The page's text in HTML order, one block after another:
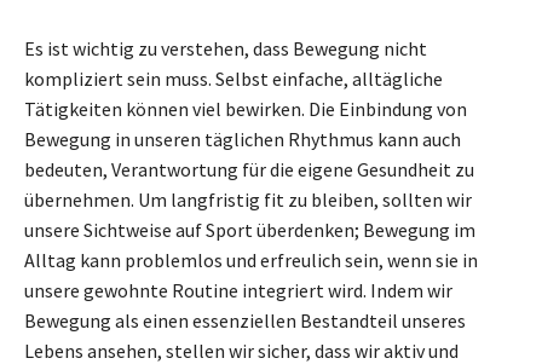
Es ist wichtig zu verstehen, dass Bewegung nicht
kompliziert sein muss. Selbst einfache, alltägliche
Tätigkeiten können viel bewirken. Die Einbindung von
Bewegung in unseren täglichen Rhythmus kann auch
bedeuten, Verantwortung für die eigene Gesundheit zu
übernehmen. Um langfristig fit zu bleiben, sollten wir
unsere Sichtweise auf Sport überdenken; Bewegung im
Alltag kann problemlos und erfreulich sein, wenn sie in
unsere gewohnte Routine integriert wird. Indem wir
Bewegung als einen essenziellen Bestandteil unseres
Lebens ansehen, stellen wir sicher, dass wir aktiv und